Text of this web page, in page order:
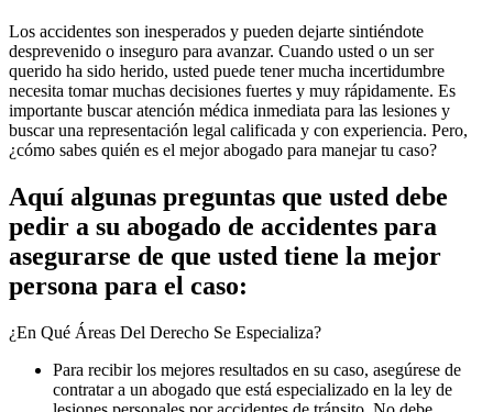
Los accidentes son inesperados y pueden dejarte sintiéndote
desprevenido o inseguro para avanzar. Cuando usted o un ser
querido ha sido herido, usted puede tener mucha incertidumbre
necesita tomar muchas decisiones fuertes y muy rápidamente. Es
importante buscar atención médica inmediata para las lesiones y
buscar una representación legal calificada y con experiencia. Pero,
¿cómo sabes quién es el mejor abogado para manejar tu caso?
Aquí algunas preguntas que usted debe
pedir a su abogado de accidentes para
asegurarse de que usted tiene la mejor
persona para el caso:
¿En Qué Áreas Del Derecho Se Especializa?
Para recibir los mejores resultados en su caso, asegúrese de
contratar a un abogado que está especializado en la ley de